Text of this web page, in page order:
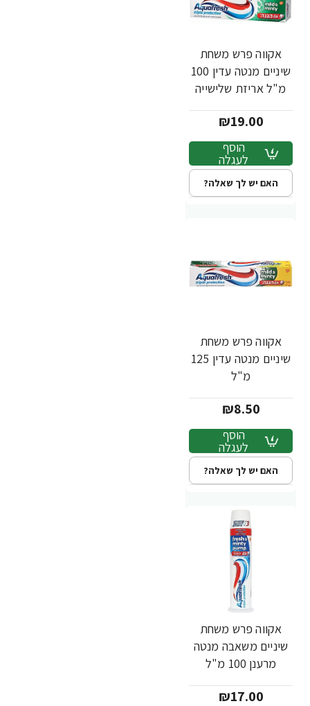
אקווה פרש משחת
שיניים מנטה עדין 100
מ"ל אריזת שלישייה
₪19.00
הוסף
לעגלה
האם יש לך שאלה?
אקווה פרש משחת
שיניים מנטה עדין 125
מ"ל
₪8.50
הוסף
לעגלה
האם יש לך שאלה?
אקווה פרש משחת
שיניים משאבה מנטה
מרענן 100 מ"ל
₪17.00